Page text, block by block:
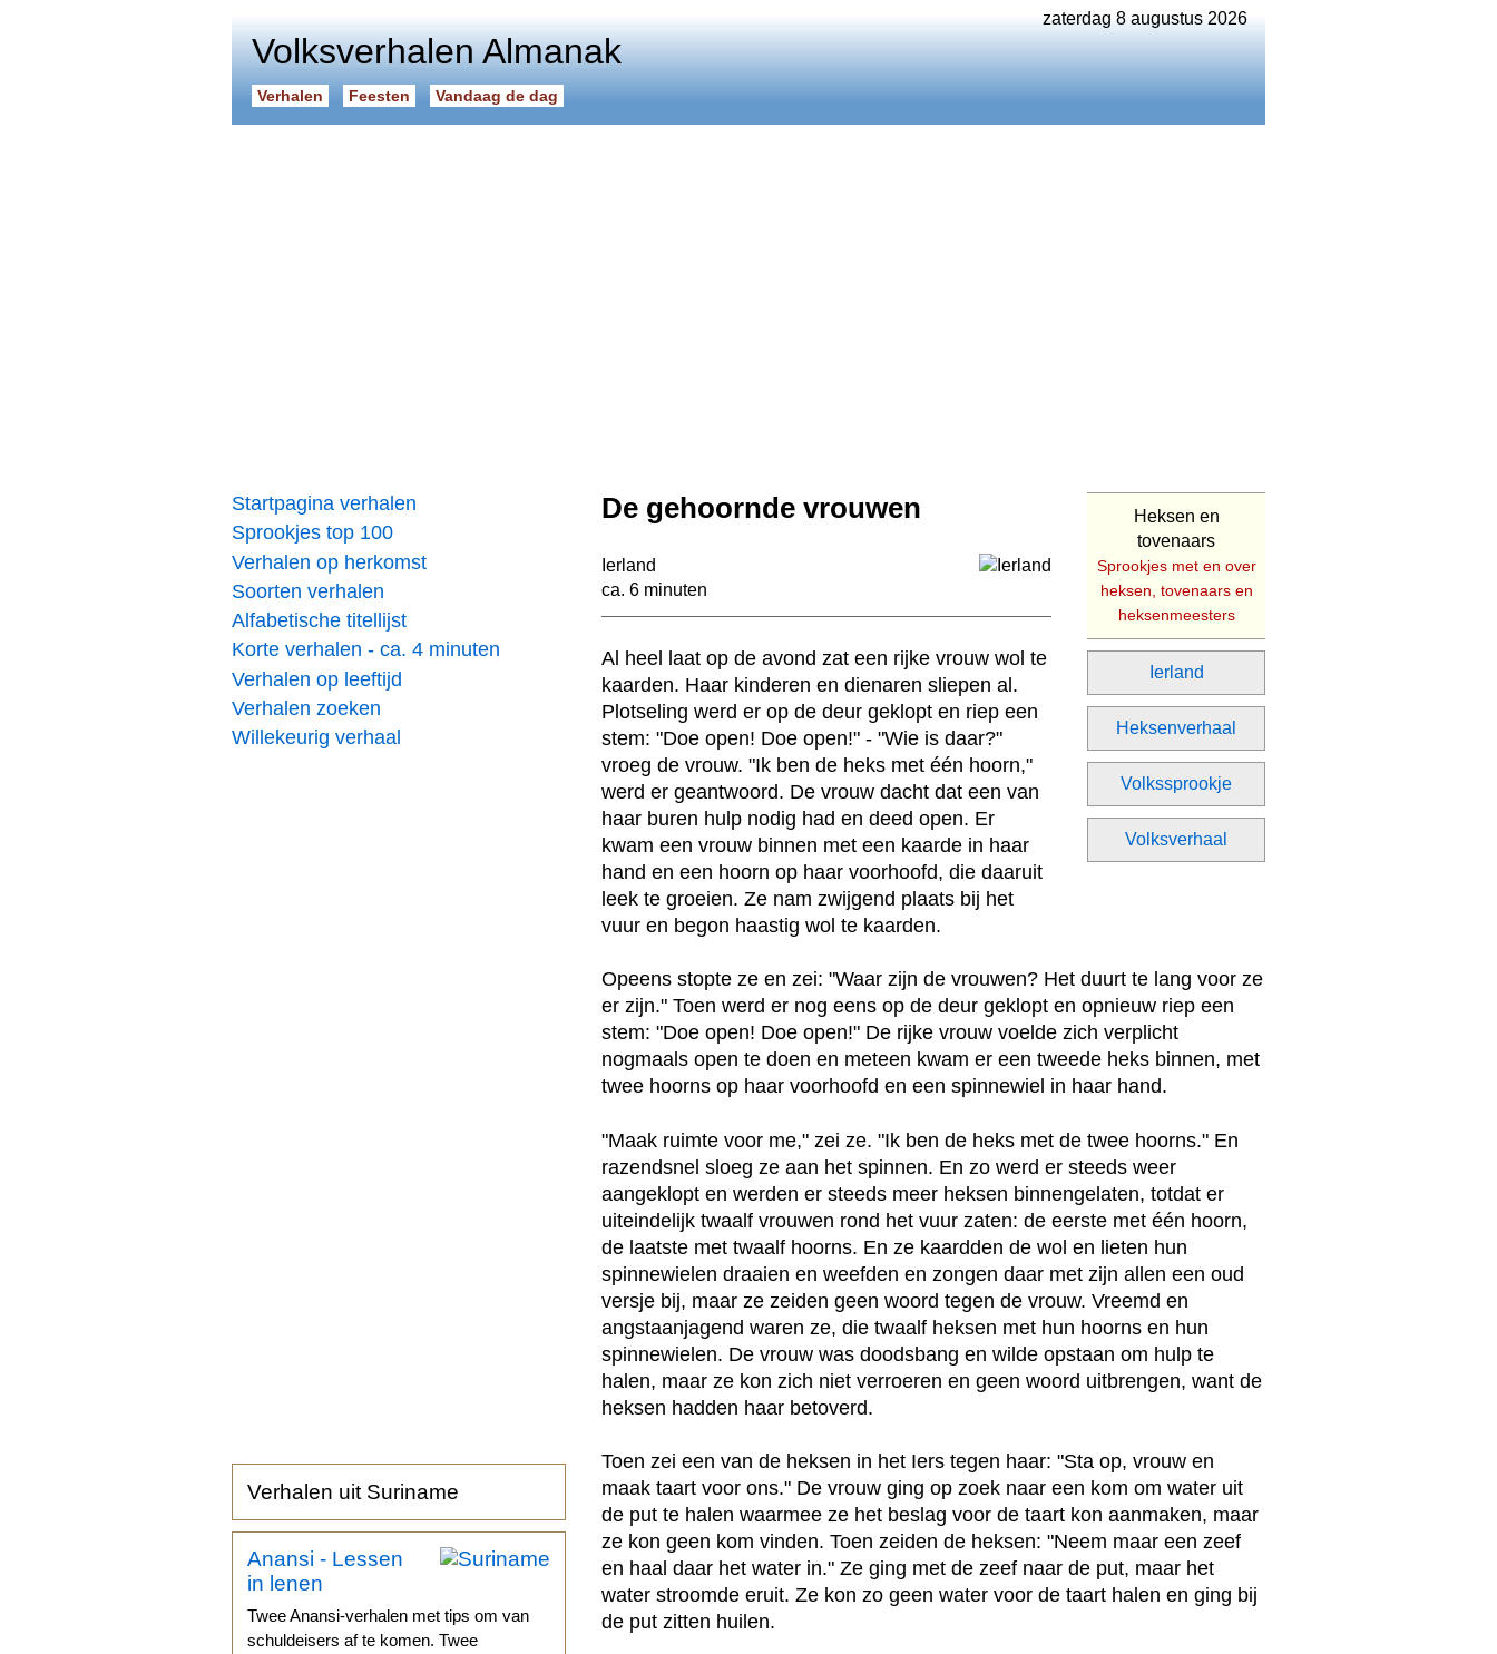
zaterdag 8 augustus 2026
Volksverhalen Almanak
Verhalen Feesten Vandaag de dag
Startpagina verhalen
Sprookjes top 100
Verhalen op herkomst
Soorten verhalen
Alfabetische titellijst
Korte verhalen - ca. 4 minuten
Verhalen op leeftijd
Verhalen zoeken
Willekeurig verhaal
Verhalen uit Suriname
Anansi - Lessen
in lenen
Twee Anansi-verhalen met tips om van
schuldeisers af te komen. Twee
Heksen en
tovenaars
Sprookjes met en over
heksen, tovenaars en
heksenmeesters
Ierland
Heksenverhaal
Volkssprookje
Volksverhaal
De gehoornde vrouwen
Ierland
ca. 6 minuten
Al heel laat op de avond zat een rijke vrouw wol te
kaarden. Haar kinderen en dienaren sliepen al.
Plotseling werd er op de deur geklopt en riep een
stem: "Doe open! Doe open!" - "Wie is daar?"
vroeg de vrouw. "Ik ben de heks met één hoorn,"
werd er geantwoord. De vrouw dacht dat een van
haar buren hulp nodig had en deed open. Er
kwam een vrouw binnen met een kaarde in haar
hand en een hoorn op haar voorhoofd, die daaruit
leek te groeien. Ze nam zwijgend plaats bij het
vuur en begon haastig wol te kaarden.
Opeens stopte ze en zei: "Waar zijn de vrouwen? Het duurt te lang voor ze
er zijn." Toen werd er nog eens op de deur geklopt en opnieuw riep een
stem: "Doe open! Doe open!" De rijke vrouw voelde zich verplicht
nogmaals open te doen en meteen kwam er een tweede heks binnen, met
twee hoorns op haar voorhoofd en een spinnewiel in haar hand.
"Maak ruimte voor me," zei ze. "Ik ben de heks met de twee hoorns." En
razendsnel sloeg ze aan het spinnen. En zo werd er steeds weer
aangeklopt en werden er steeds meer heksen binnengelaten, totdat er
uiteindelijk twaalf vrouwen rond het vuur zaten: de eerste met één hoorn,
de laatste met twaalf hoorns. En ze kaardden de wol en lieten hun
spinnewielen draaien en weefden en zongen daar met zijn allen een oud
versje bij, maar ze zeiden geen woord tegen de vrouw. Vreemd en
angstaanjagend waren ze, die twaalf heksen met hun hoorns en hun
spinnewielen. De vrouw was doodsbang en wilde opstaan om hulp te
halen, maar ze kon zich niet verroeren en geen woord uitbrengen, want de
heksen hadden haar betoverd.
Toen zei een van de heksen in het Iers tegen haar: "Sta op, vrouw en
maak taart voor ons." De vrouw ging op zoek naar een kom om water uit
de put te halen waarmee ze het beslag voor de taart kon aanmaken, maar
ze kon geen kom vinden. Toen zeiden de heksen: "Neem maar een zeef
en haal daar het water in." Ze ging met de zeef naar de put, maar het
water stroomde eruit. Ze kon zo geen water voor de taart halen en ging bij
de put zitten huilen.